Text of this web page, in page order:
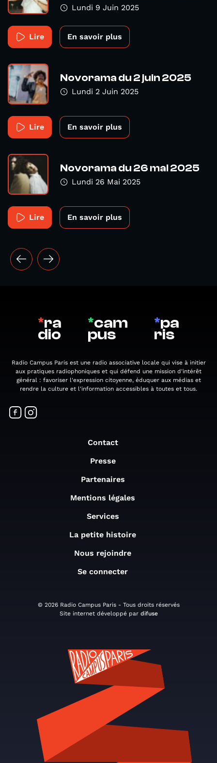
Lundi 9 Juin 2025
Lire En savoir plus
Novorama du 2 juin 2025
Lundi 2 Juin 2025
Lire En savoir plus
Novorama du 26 mai 2025
Lundi 26 Mai 2025
Lire En savoir plus
*ra
dio
*cam
pus
*pa
ris
Radio Campus Paris est une radio associative locale qui vise à initier
aux pratiques radiophoniques et qui défend une mission d'intérêt
général : favoriser l'expression citoyenne, éduquer aux médias et
rendre la culture et l'information accessibles à toutes et tous.
Contact
Presse
Partenaires
Mentions légales
Services
La petite histoire
Nous rejoindre
Se connecter
© 2026 Radio Campus Paris - Tous droits réservés
Site internet développé par difuse